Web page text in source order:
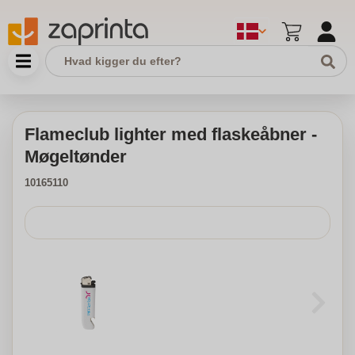
Flameclub lighter med flaskeåbner -
Møgeltønder
10165110